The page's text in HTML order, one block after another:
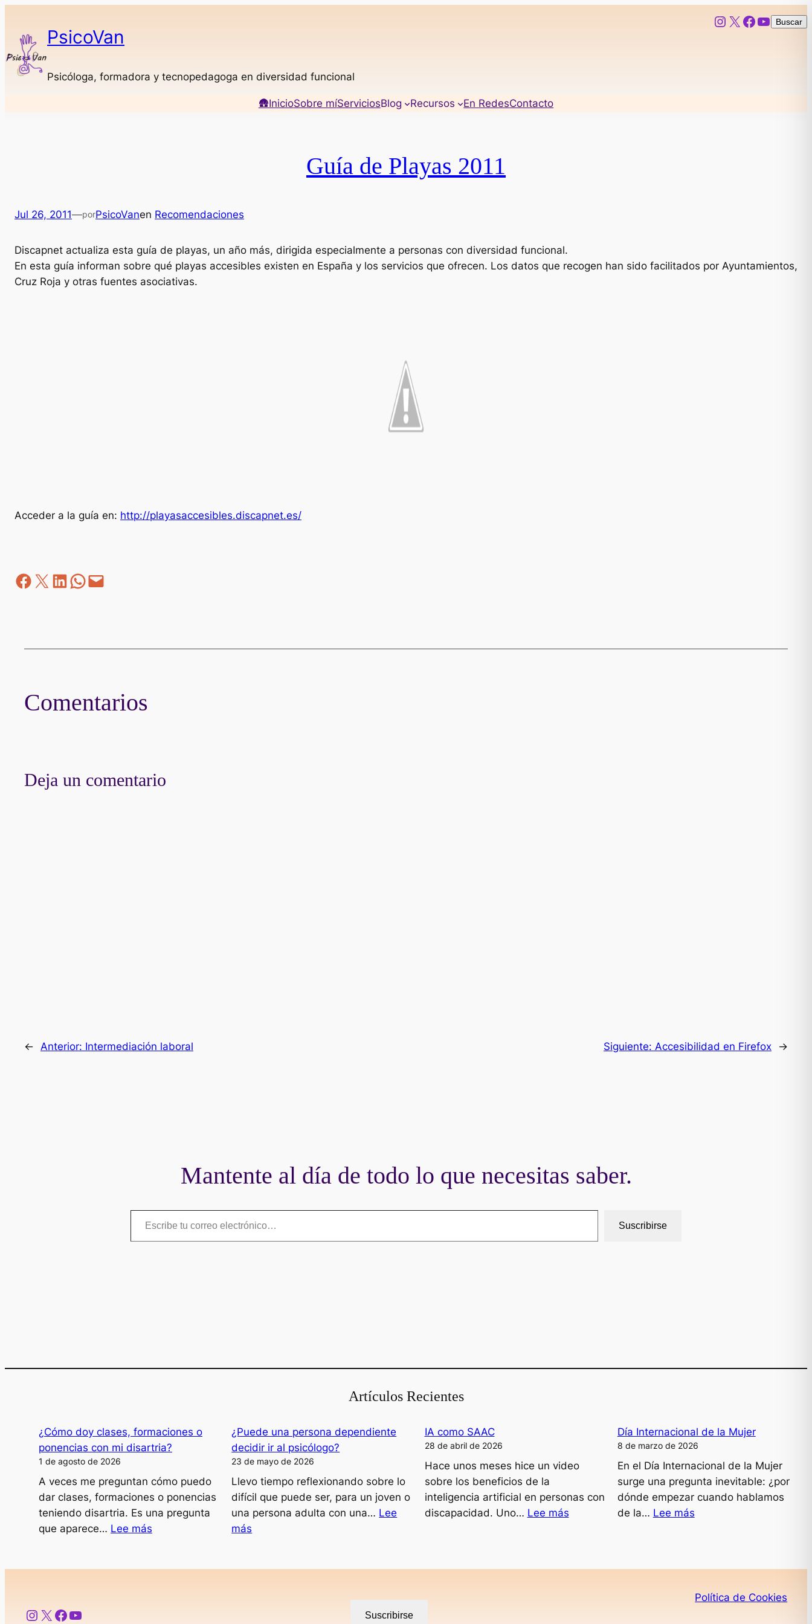
contenidoPsicoVan
Psicóloga, formadora y tecnopedagoga en diversidad funcional
Instagram
X Facebook
Buscar
Buscar
🛖InicioSobre míServiciosBlog Recursos En RedesContacto
Guía de Playas 2011
Jul 26, 2011—porPsicoVanen Recomendaciones
Discapnet actualiza esta guía de playas, un año más, dirigida especialmente a personas con diversidad funcional.
En esta guía informan sobre qué playas accesibles existen en España y los servicios que ofrecen. Los datos que recogen han sido facilitados por Ayuntamientos,
Cruz Roja y otras fuentes asociativas.
Acceder a la guía en: http://playasaccesibles.discapnet.es/
Facebook
Z LinkedIn
WhatsApp
correo electrónico
Comentarios
Deja un comentario
← Anterior: Intermediación laboral Siguiente: Accesibilidad en Firefox →
Mantente al día de todo lo que necesitas saber.
Escribe tu correo electrónico…
Suscribirse
Artículos Recientes
¿Cómo doy clases, formaciones o
ponencias con mi disartria?
1 de agosto de 2026
A veces me preguntan cómo puedo
dar clases, formaciones o ponencias
teniendo disartria. Es una pregunta
que aparece… Lee más
¿Puede una persona dependiente
decidir ir al psicólogo?
23 de mayo de 2026
Llevo tiempo reflexionando sobre lo
difícil que puede ser, para un joven o
una persona adulta con una… Lee
más
IA como SAAC
28 de abril de 2026
Hace unos meses hice un video
sobre los beneficios de la
inteligencia artificial en personas con
discapacidad. Uno… Lee más:
Día Internacional de la Mujer
8 de marzo de 2026
En el Día Internacional de la Mujer
surge una pregunta inevitable: ¿por
dónde empezar cuando hablamos
de la… Lee más:
Mujer
Instagram
X Facebook
YouTube Suscribirse
Política de Cookies